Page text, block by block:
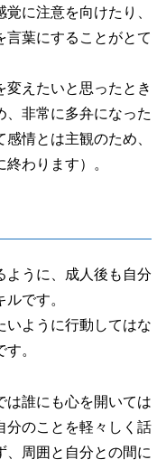
に注意を向けたり、
言葉にすることがとて
変えたいと思ったとき
、非常に多弁になった
感情とは主観のため、
終わり ます） 。
ように、成人後も自分
です。
いように行動してはな
。
は誰にも心を開いては
分のことを軽々しく話
、周囲と自分との間に